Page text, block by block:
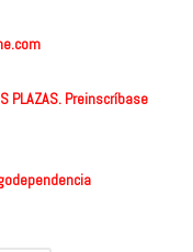
PLAZAS. Preinscríbase